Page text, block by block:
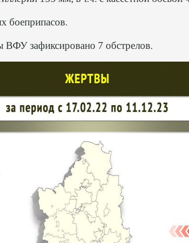
боеприпасов.
зафиксировано 7 обстрелов.